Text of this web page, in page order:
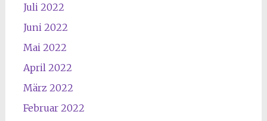
Juli 2022
Juni 2022
Mai 2022
April 2022
März 2022
Februar 2022